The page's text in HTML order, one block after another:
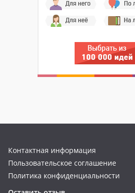
Контактная информация
Пользовательское соглашение
Политика конфиденциальности